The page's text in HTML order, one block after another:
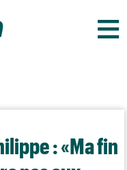
≡
: «Ma fin